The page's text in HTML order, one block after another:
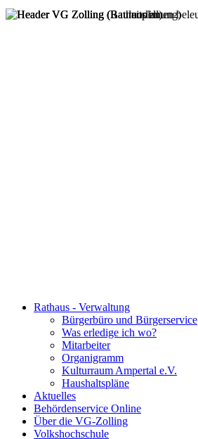
Rathaus - Verwaltung
Bürgerbüro und Bürgerservice
Was erledige ich wo?
Mitarbeiter
Organigramm
Kulturraum Ampertal e.V.
Haushaltspläne
Aktuelles
Behördenservice Online
Über die VG-Zolling
Volkshochschule